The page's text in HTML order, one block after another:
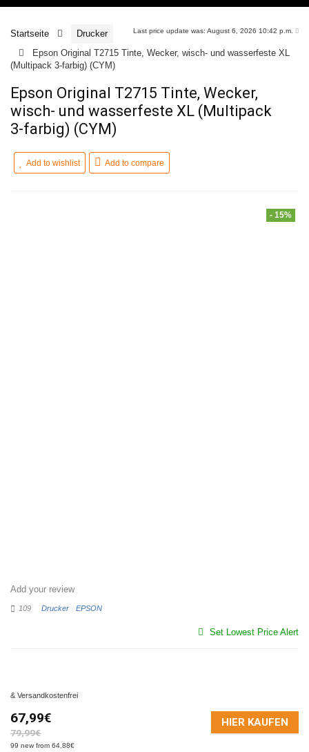
Last price update was: August 6, 2026 10:42 p.m.
Startseite
Drucker
Epson Original T2715 Tinte, Wecker, wisch- und wasserfeste XL
(Multipack 3-farbig) (CYM)
Epson Original T2715 Tinte, Wecker,
wisch- und wasserfeste XL (Multipack
3-farbig) (CYM)
Add to wishlist Add to compare
- 15%
Add your review
109 Drucker EPSON
Set Lowest Price Alert
& Versandkostenfrei
HIER KAUFEN
67,99€
79,99€
99 new from 64,88€